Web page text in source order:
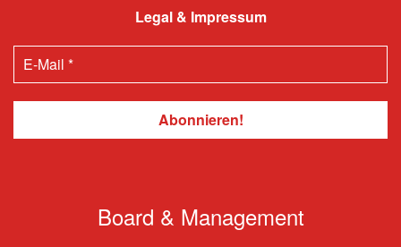
Legal & Impressum
Board & Management